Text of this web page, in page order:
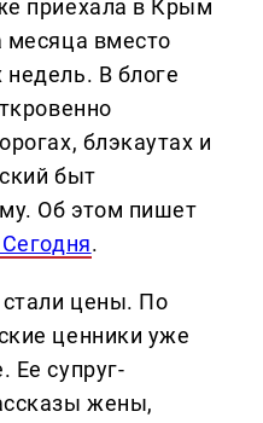
приехала в Крым
месяца вместо
В блоге
блэкаутах и
быт
Об этом пишет
.
цены. По
ценники уже
Ее супруг-
жены,